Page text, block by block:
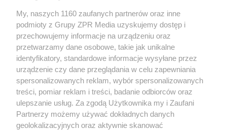
Żaden utwór zamieszczony w serwisie nie może być powielany i
rozpowszechniany lub dalej rozpowszechniany w jakikolwiek sposób (w
tym także elektroniczny lub mechaniczny) na jakimkolwiek polu
eksploatacji w jakiejkolwiek formie, włącznie z umieszczaniem w
Internecie bez pisemnej zgody właściciela praw. Jakiekolwiek użycie lub
wykorzystanie utworów w całości lub w części z naruszeniem prawa,
tzn. bez właściwej zgody, jest zabronione pod groźbą kary i może być
ścigane prawnie.
My, naszych 1160 zaufanych partnerów oraz inne
podmioty z Grupy ZPR Media uzyskujemy dostęp i
przechowujemy informacje na urządzeniu oraz
przetwarzamy dane osobowe, takie jak unikalne
identyfikatory, standardowe informacje wysyłane przez
urządzenie czy dane przeglądania w celu zapewniania
spersonalizowanych reklam, wybór spersonalizowanych
treści, pomiar reklam i treści, badanie odbiorców oraz
ulepszanie usług. Za zgodą Użytkownika my i Zaufani
Partnerzy możemy używać dokładnych danych
geolokalizacyjnych oraz aktywnie skanować